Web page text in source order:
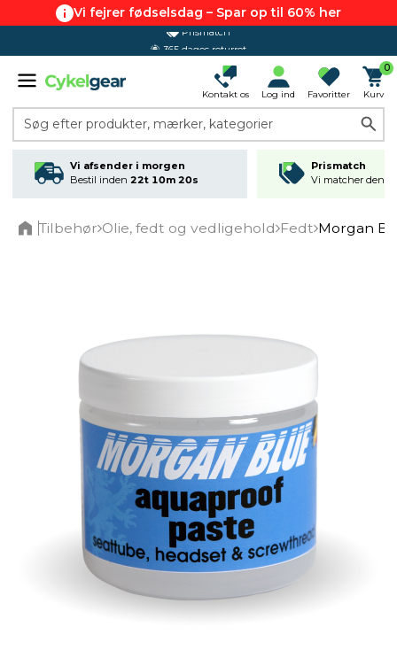
Vi fejrer fødselsdag – Spar op til 60% her
365 dages returret
Kontakt os Log ind Favoritter
0
Kurv
Søg efter produkter, mærker, kategorier
Vi afsender i morgen
Bestil inden 22t 10m 20s
Prismatch
Vi matcher den
Tilbehør Olie, fedt og vedligehold Fedt Morgan